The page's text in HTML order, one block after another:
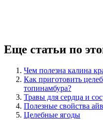
Еще статьи по
Чем полезна калина
Как приготовить
топинамбура?
Травы для сердца и
Полезные свойства
Целебные ягоды